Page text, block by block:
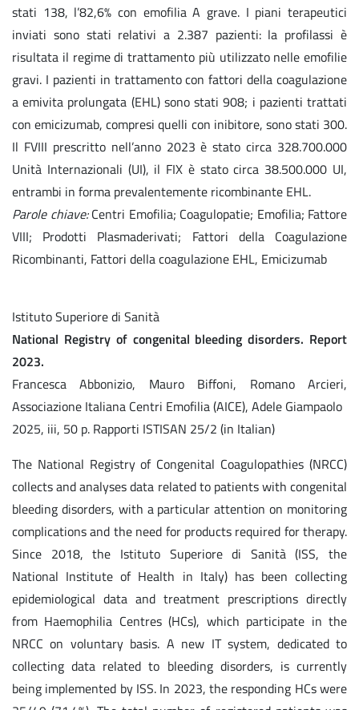
stati 138, l’82,6% con emofilia A grave. I piani terapeutici
inviati sono stati relativi a 2.387 pazienti: la profilassi è
risultata il regime di trattamento più utilizzato nelle emofilie
gravi. I pazienti in trattamento con fattori della coagulazione
a emivita prolungata (EHL) sono stati 908; i pazienti trattati
con emicizumab, compresi quelli con inibitore, sono stati 300.
Il FVIII prescritto nell’anno 2023 è stato circa 328.700.000
Unità Internazionali (UI), il FIX è stato circa 38.500.000 UI,
entrambi in forma prevalentemente ricombinante EHL.
Parole chiave:Centri Emofilia; Coagulopatie; Emofilia; Fattore
VIII; Prodotti Plasmaderivati; Fattori della Coagulazione
Ricombinanti, Fattori della coagulazione EHL, Emicizumab
Istituto Superiore di Sanità
National Registry of congenital bleeding disorders. Report
2023.
Francesca Abbonizio, Mauro Biffoni, Romano Arcieri,
Associazione Italiana Centri Emofilia (AICE), Adele Giampaolo
2025, iii, 50 p. Rapporti ISTISAN 25/2 (in Italian)
The National Registry of Congenital Coagulopathies (NRCC)
collects and analyses data related to patients with congenital
bleeding disorders, with a particular attention on monitoring
complications and the need for products required for therapy.
Since 2018, the Istituto Superiore di Sanità (ISS, the
National Institute of Health in Italy) has been collecting
epidemiological data and treatment prescriptions directly
from Haemophilia Centres (HCs), which participate in the
NRCC on voluntary basis. A new IT system, dedicated to
collecting data related to bleeding disorders, is currently
being implemented by ISS. In 2023, the responding HCs were